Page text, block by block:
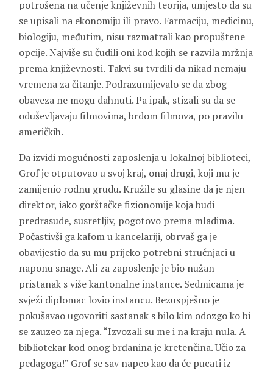
potrošena na učenje književnih teorija, umjesto da su
se upisali na ekonomiju ili pravo. Farmaciju, medicinu,
biologiju, međutim, nisu razmatrali kao propuštene
opcije. Najviše su čudili oni kod kojih se razvila mržnja
prema književnosti. Takvi su tvrdili da nikad nemaju
vremena za čitanje. Podrazumijevalo se da zbog
obaveza ne mogu dahnuti. Pa ipak, stizali su da se
oduševljavaju filmovima, brdom filmova, po pravilu
američkih.
Da izvidi mogućnosti zaposlenja u lokalnoj biblioteci,
Grof je otputovao u svoj kraj, onaj drugi, koji mu je
zamijenio rodnu grudu. Kružile su glasine da je njen
direktor, iako gorštačke fizionomije koja budi
predrasude, susretljiv, pogotovo prema mladima.
Počastivši ga kafom u kancelariji, obrvaš ga je
obavijestio da su mu prijeko potrebni stručnjaci u
naponu snage. Ali za zaposlenje je bio nužan
pristanak s više kantonalne instance. Sedmicama je
svježi diplomac lovio instancu. Bezuspješno je
pokušavao ugovoriti sastanak s bilo kim odozgo ko bi
se zauzeo za njega. “Izvozali su me i na kraju nula. A
bibliotekar kod onog brđanina je kretenčina. Učio za
pedagoga!” Grof se sav napeo kao da će pucati iz